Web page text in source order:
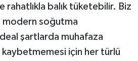
rahatlıkla balık tüketebilir. Biz
modern soğutma
şartlarda muhafaza
için her türlü